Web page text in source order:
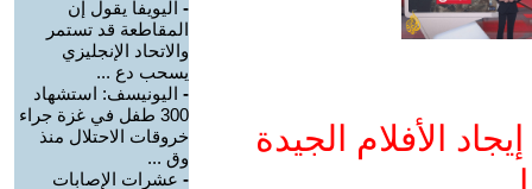
الأفلام الجيدة
- اليويفا يقول إن
المقاطعة قد تستمر
والاتحاد الإنجليزي
يسحب دع ...
- اليونيسف: استشهاد
300 طفل في غزة جراء
خروقات الاحتلال منذ
وق ...
- عشرات الإصابات